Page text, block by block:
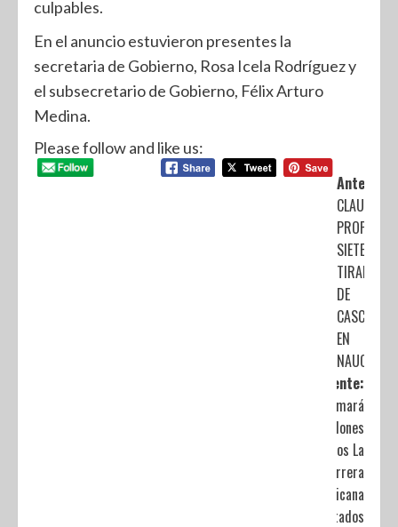
culpables.
En el anuncio estuvieron presentes la
secretaria de Gobierno, Rosa Icela Rodríguez y
el subsecretario de Gobierno, Félix Arturo
Medina.
Please follow and like us:
Anterior:
CLAUSURA
PROPAEM
SIETE
TIRADEROS
DE
CASCAJO
EN
Siguiente:
Derramará
47 millones
de pesos La
Carrera
Panamericana
en 8 estados